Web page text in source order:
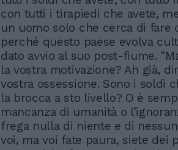
con tutti i tirapiedi che avete,
un uomo solo che cerca di fare
perché questo paese evolva
dato avvio al suo post-fiume.
la vostra motivazione? Ah già,
vostra ossessione. Sono i soldi
la brocca a sto livello? O è
mancanza di umanità o
frega nulla di niente e di
voi, ma voi fate paura, siete dei